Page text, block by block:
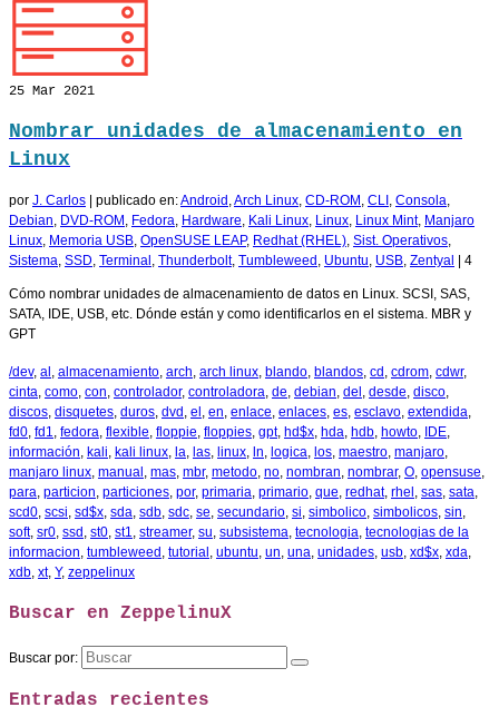
25 Mar 2021
Nombrar unidades de almacenamiento en
Linux
por J. Carlos publicado en:Android ,Arch Linux, CD-ROM , CLI , Consola,
Debian, DVD-ROM , Fedora, Hardware, Kali Linux, Linux, Linux Mint, Manjaro
Linux, Memoria USB, OpenSUSE LEAP, Redhat (RHEL), Sist. Operativos,
Sistema, SSD, Terminal , Thunderbolt, Tumbleweed , Ubuntu, USB, Zentyal 4
Cómo nombrar unidades de almacenamiento de datos en Linux. SCSI, SAS,
SATA, IDE, USB, etc. Dónde están y como identificarlos en el sistema. MBR y
GPT
/dev, al , almacenamiento, arch, arch linux, blando, blandos, cd , cdrom, cdwr,
cinta, como, con, controlador, controladora, de, debian, del , desde, disco,
discos, disquetes, duros, dvd , el , en, enlace, enlaces, es, esclavo, extendida,
fd0, fd1, fedora, flexible, floppie, floppies, gpt, hd$x, hda, hdb, howto, IDE,
información, kali, kali linux, la, las, linux, ln, logica, los, maestro, manjaro,
manjaro linux, manual , mas, mbr, metodo, no, nombran, nombrar, O, opensuse,
para, particion, particiones, por, primaria, primario, que, redhat, rhel , sas, sata,
scd0, scsi, sd$x, sda, sdb, sdc, se, secundario, si, simbolico, simbolicos, sin,
soft, sr0, ssd , st0, st1, streamer, su, subsistema, tecnologia, tecnologias de la
informacion, tumbleweed , tutorial , ubuntu, un, una, unidades, usb, xd$x, xda,
xdb, xt, Y, zeppelinux
Buscar en ZeppelinuX
Buscar por:
Entradas recientes